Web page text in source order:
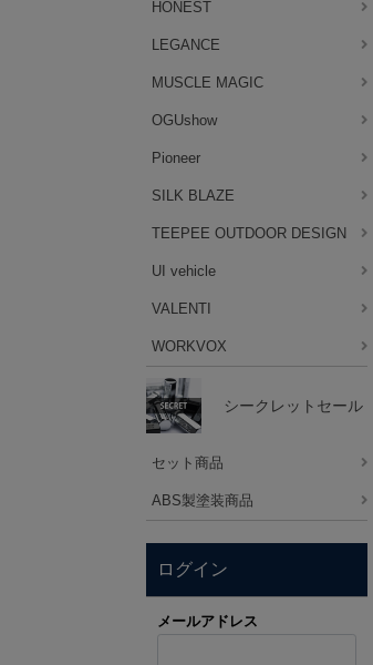
HONEST
LEGANCE
MUSCLE MAGIC
OGUshow
Pioneer
SILK BLAZE
TEEPEE OUTDOOR DESIGN
UI vehicle
VALENTI
WORKVOX
シークレットセール
セット商品
ABS製塗装商品
ログイン
メールアドレス